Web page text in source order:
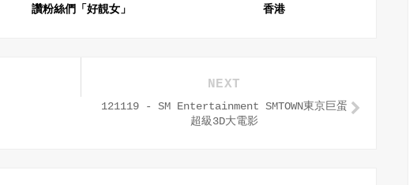
讚粉絲們「好靚女」
香港
NEXT
121119 - SM Entertainment SMTOWN東京巨蛋
超級3D大電影